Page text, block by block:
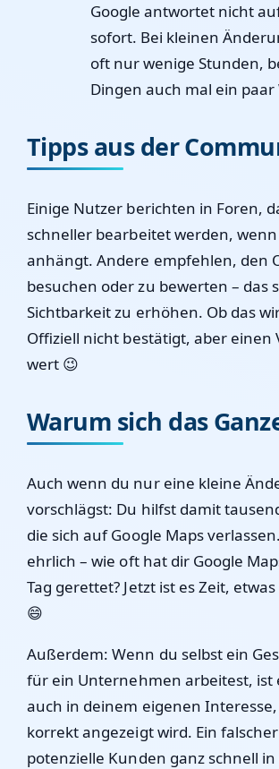
Google antwortet nicht
sofort. Bei kleinen
oft nur wenige Stunden,
Dingen auch mal ein paar
Tipps aus der
Einige Nutzer berichten in Foren,
schneller bearbeitet werden,
anhängt. Andere empfehlen, den
besuchen oder zu bewerten – das
Sichtbarkeit zu erhöhen. Ob das
Offiziell nicht bestätigt, aber einen
wert 😉
Warum sich das
Auch wenn du nur eine kleine
vorschlägst: Du hilfst damit
die sich auf Google Maps
ehrlich – wie oft hat dir Google
Tag gerettet? Jetzt ist es Zeit,
😄
Außerdem: Wenn du selbst ein
für ein Unternehmen arbeitest, ist
auch in deinem eigenen Interesse,
korrekt angezeigt wird. Ein
potenzielle Kunden ganz schnell